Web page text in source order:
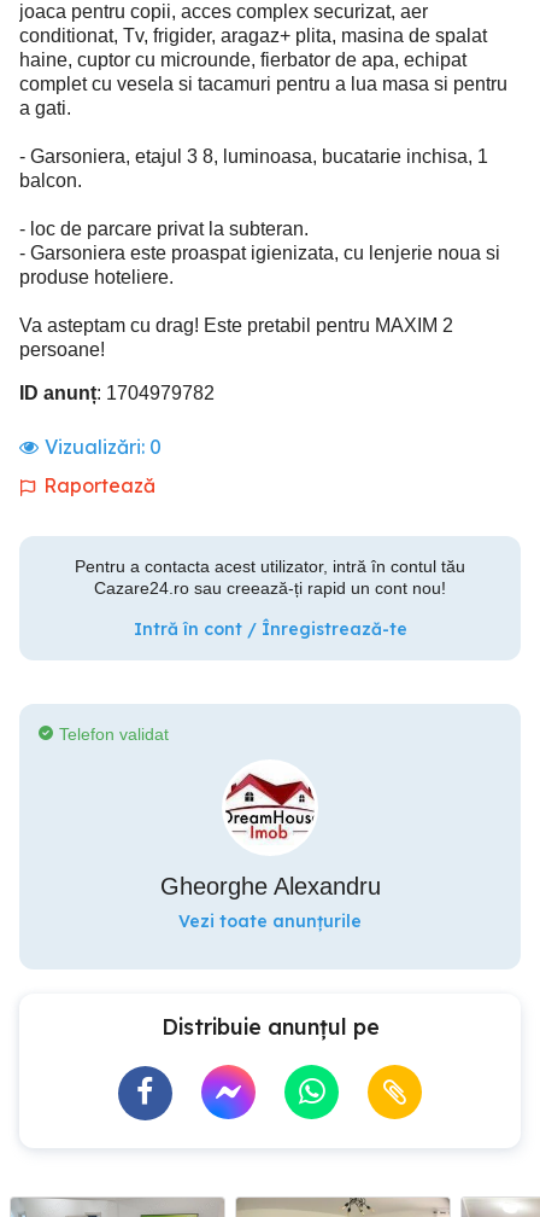
joaca pentru copii, acces complex securizat, aer
conditionat, Tv, frigider, aragaz+ plita, masina de spalat
haine, cuptor cu microunde, fierbator de apa, echipat
complet cu vesela si tacamuri pentru a lua masa si pentru
a gati.
- Garsoniera, etajul 3 8, luminoasa, bucatarie inchisa, 1
balcon.
- loc de parcare privat la subteran.
- Garsoniera este proaspat igienizata, cu lenjerie noua si
produse hoteliere.
Va asteptam cu drag! Este pretabil pentru MAXIM 2
persoane!
ID anunț: 1704979782
Vizualizări: 0
Raportează
Pentru a contacta acest utilizator, intră în contul tău
Cazare24.ro sau creează-ți rapid un cont nou!
Intră în cont / Înregistrează-te
Telefon validat
Gheorghe Alexandru
Vezi toate anunțurile
Distribuie anunțul pe